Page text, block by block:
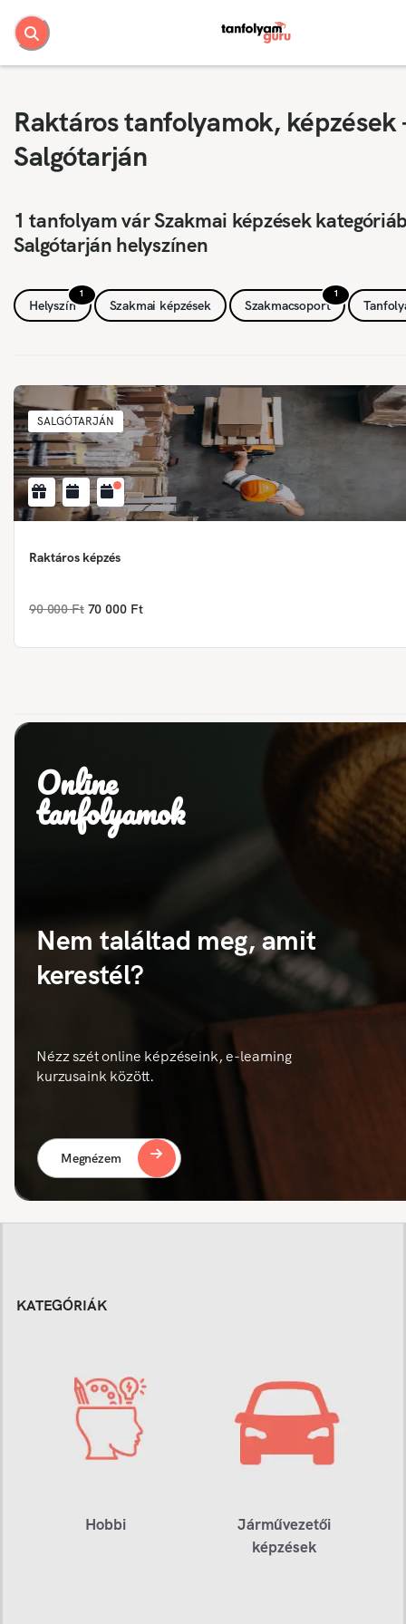
Raktáros tanfolyamok, képzések
Salgótarján
1 tanfolyam vár Szakmai képzések
Salgótarján helyszínen
1
Helyszín Szakmai képzések
1
Szakmacsoport
SALGÓTARJÁN
Raktáros képzés
90 000 Ft 70 000 Ft
Online
tanfolyamok
Nem találtad meg, amit
kerestél?
Nézz szét online képzéseink, e-learning
kurzusaink között.
Megnézem
KATEGÓRIÁK
Hobbi
Járművezetői
képzések